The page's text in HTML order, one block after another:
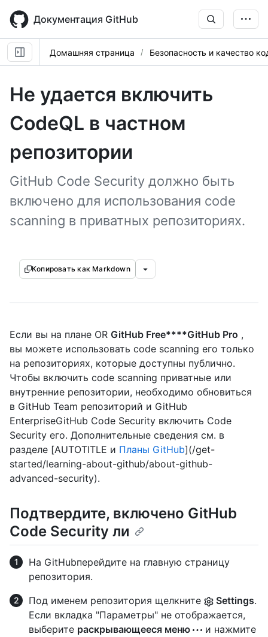
main
content
Документация GitHub
Домашняя страница Безопасность и качество
Не удается включить
CodeQL в частном
репозитории
GitHub Code Security должно быть
включено для использования code
scanning в приватных репозиториях.
Копировать как Markdown
Если вы на плане OR GitHub Free****GitHub Pro ,
вы можете использовать code scanning его только
на репозиториях, которые доступны публично.
Чтобы включить code scanning приватные или
внутренние репозитории, необходимо обновиться
в GitHub Team репозиторий и GitHub
EnterpriseGitHub Code Security включить Code
Security его. Дополнительные сведения см. в
разделе [AUTOTITLE и Планы GitHub](/get-
started/learning-about-github/about-github-
advanced-security).
Подтвердите, включено GitHub
Code Security ли
На GitHubперейдите на главную страницу
репозитория.
Под именем репозитория щелкните
Settings.
Если вкладка "Параметры" не отображается,
выберите раскрывающееся меню
и нажмите